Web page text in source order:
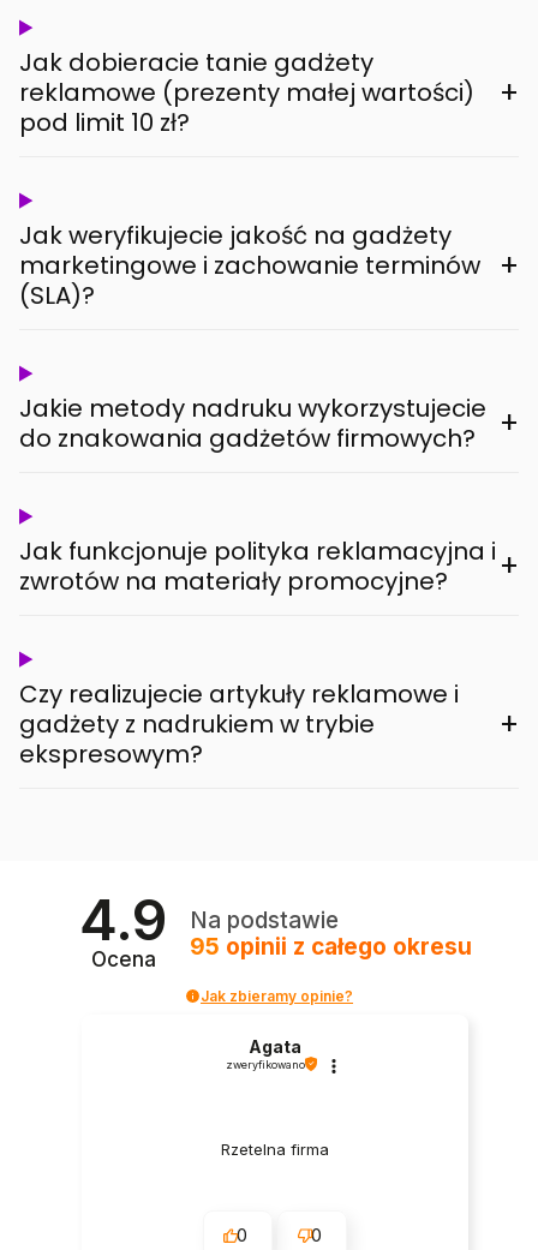
Jak dobieracie tanie gadżety
reklamowe (prezenty małej wartości)
pod limit 10 zł?
+
Jak weryfikujecie jakość na gadżety
marketingowe i zachowanie terminów
(SLA)?
+
Jakie metody nadruku wykorzystujecie
do znakowania gadżetów firmowych?
+
Jak funkcjonuje polityka reklamacyjna i
zwrotów na materiały promocyjne?
+
Czy realizujecie artykuły reklamowe i
gadżety z nadrukiem w trybie
ekspresowym?
+
4.9
Ocena
Na podstawie
95 opinii z całego okresu
Jak zbieramy opinie?
Agata
zweryfikowano
Rzetelna firma
0 0